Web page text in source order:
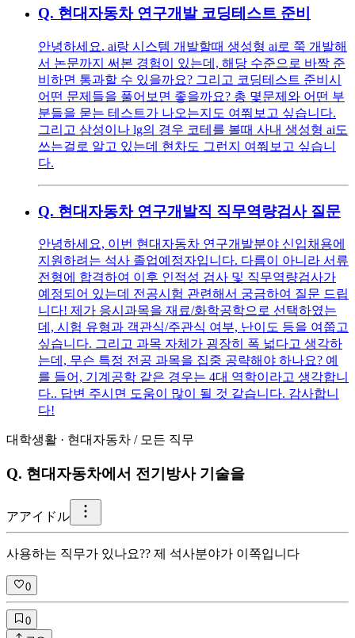
Q. 현대자동차 연구개발 코딩테스트 준비
안녕하세요. ai랑 시스템 개발할때 생성형 ai로 쭉 개발해
서 논문까지 써본 경험이 있는데, 해당 수준으로 바짝 준
비하면 통과할 수 있을까요? 그리고 코딩테스트 준비시
어떤 문제들을 풀어보면 좋을까요? 총 몇문제와 어떤 부
분들을 묻는 테스트가 나오는지도 여쭤보고 싶습니다.
그리고 삼성이나 lg의 경우 코테를 볼때 사내 생성형 ai도
쓰는걸로 알고 있는데 현차도 그런지 여쭤보고 싶습니
다.
Q. 현대자동차 연구개발직 직무역량검사 질문
안녕하세요, 이번 현대자동차 연구개발분야 신입채용에
지원하려는 석사 졸업예정자입니다. 다름이 아니라 서류
전형에 합격하여 이후 인적성 검사 및 직무역량검사가
예정되어 있는데 전공시험 관련해서 궁금하여 질문 드립
니다! 제가 응시과목을 재료/화학공학으로 선택하였는
데, 시험 유형과 객관식/주관식 여부, 난이도 등을 여쭙고
싶습니다. 그리고 과목 자체가 굉장히 폭 넓다고 생각하
는데, 무슨 특정 전공 과목을 집중 공략해야 하나요? 예
를 들어, 기계공학 같은 경우는 4대 역학이라고 생각합니
다.. 답변 주시면 도움이 많이 될 것 같습니다. 감사합니
다!
대학생활 · 현대자동차 / 모든 직무
Q. 현대자동차에서 전기방사 기술을
アアイドル
사용하는 직무가 있나요?? 제 석사분야가 이쪽입니다
0
0